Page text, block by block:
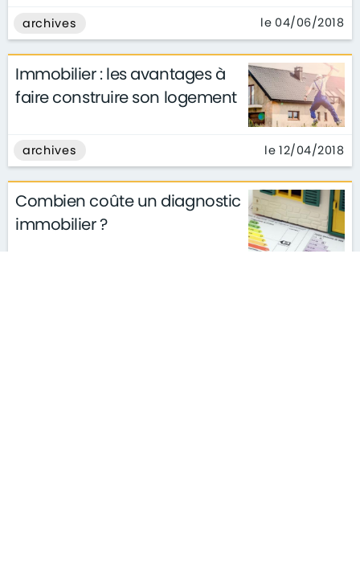
archives le 04/06/2018
Immobilier : les avantages à
faire construire son logement
archives le 12/04/2018
Combien coûte un diagnostic
immobilier ?